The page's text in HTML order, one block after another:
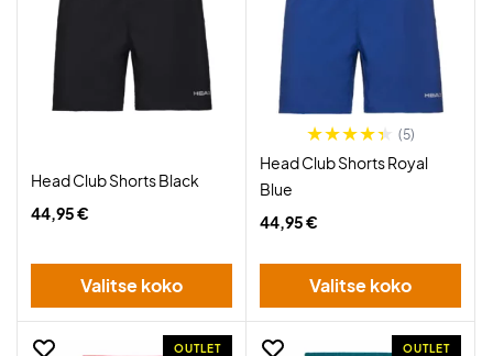
Head Club Shorts Black
44,95 €
Valitse koko
(5)
Head Club Shorts Royal
Blue
44,95 €
Valitse koko
OUTLET OUTLET